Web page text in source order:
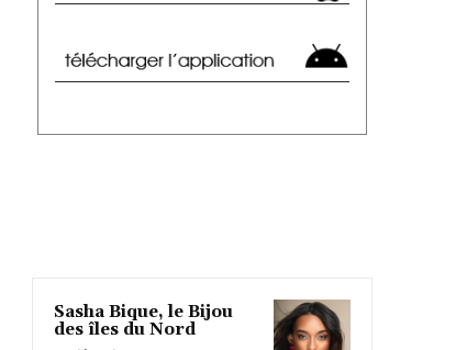
Sasha Bique, le Bijou
des îles du Nord